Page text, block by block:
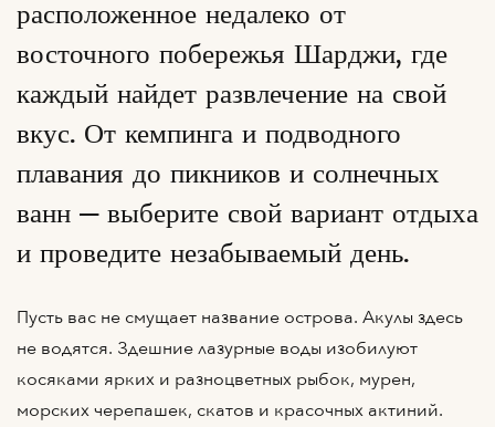
расположенное недалеко от
восточного побережья Шарджи, где
каждый найдет развлечение на свой
вкус. От кемпинга и подводного
плавания до пикников и солнечных
ванн — выберите свой вариант отдыха
и проведите незабываемый день.
Пусть вас не смущает название острова. Акулы здесь
не водятся. Здешние лазурные воды изобилуют
косяками ярких и разноцветных рыбок, мурен,
морских черепашек, скатов и красочных актиний.